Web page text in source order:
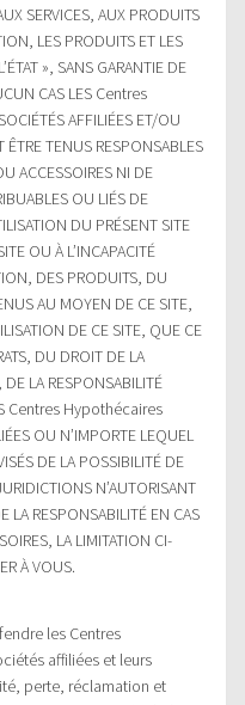
SERVICES, AUX PRODUITS
LES PRODUITS ET LES
», SANS GARANTIE DE
CAS LES Centres
AFFILIÉES ET/OU
TENUS RESPONSABLES
ACCESSOIRES NI DE
OU LIÉS DE
DU PRÉSENT SITE
OU À L’INCAPACITÉ
DES PRODUITS, DU
AU MOYEN DE CE SITE,
DE CE SITE, QUE CE
DU DROIT DE LA
LA RESPONSABILITÉ
Centres Hypothécaires
OU N’IMPORTE LEQUEL
DE LA POSSIBILITÉ DE
N’AUTORISANT
LA RESPONSABILITÉ EN CAS
LA LIMITATION CI-
À VOUS.
les Centres
affiliées et leurs
perte, réclamation et